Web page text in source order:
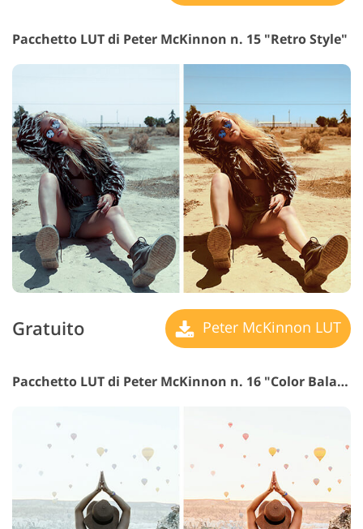
Pacchetto LUT di Peter McKinnon n. 15 "Retro Style"
Gratuito Peter McKinnon LUT
Pacchetto LUT di Peter McKinnon n. 16 "Color Balance"